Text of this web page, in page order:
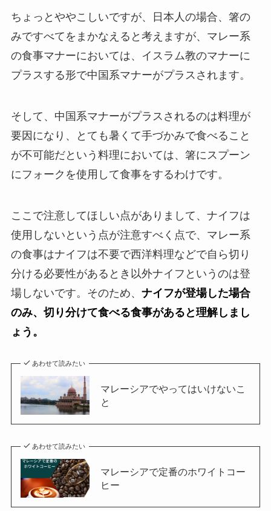
ちょっとややこしいですが、日本人の場合、箸の
みですべてをまかなえると考えますが、マレー系
の食事マナーにおいては、イスラム教のマナーに
プラスする形で中国系マナーがプラスされます。
そして、中国系マナーがプラスされるのは料理が
要因になり、とても暑くて手づかみで食べること
が不可能だという料理においては、箸にスプーン
にフォークを使用して食事をするわけです。
ここで注意してほしい点がありまして、ナイフは
使用しないという点が注意すべく点で、マレー系
の食事はナイフは不要で西洋料理などで自ら切り
分ける必要性があるとき以外ナイフというのは登
場しないです。そのため、 ナイフが登場した場合
のみ、切り分けて食べる食事があると理解しまし
ょう。
あわせて読みたい
マレーシアでやってはいけないこ
と
あわせて読みたい
マレーシアで定番のホワイトコー
ヒー